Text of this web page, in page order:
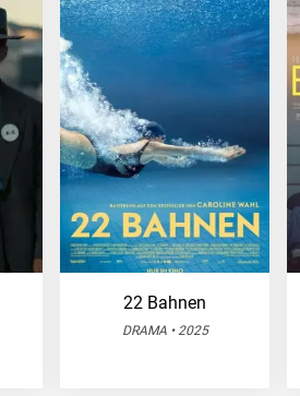
22 Bahnen
DRAMA • 2025